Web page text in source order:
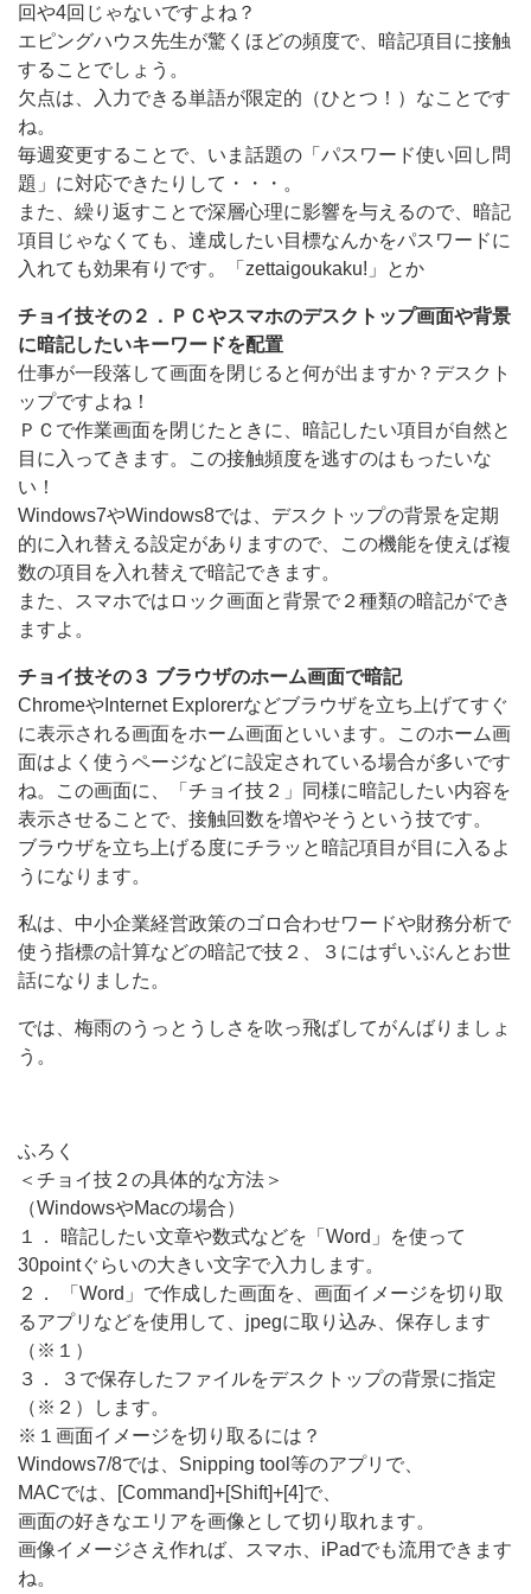
回や4回じゃないですよね？
エピングハウス先生が驚くほどの頻度で、暗記項目に接触
することでしょう。
欠点は、入力できる単語が限定的（ひとつ！）なことです
ね。
毎週変更することで、いま話題の「パスワード使い回し問
題」に対応できたりして・・・。
また、繰り返すことで深層心理に影響を与えるので、暗記
項目じゃなくても、達成したい目標なんかをパスワードに
入れても効果有りです。「zettaigoukaku!」とか
チョイ技その２．ＰＣやスマホのデスクトップ画面や背景
に暗記したいキーワードを配置
仕事が一段落して画面を閉じると何が出ますか？デスクト
ップですよね！
ＰＣで作業画面を閉じたときに、暗記したい項目が自然と
目に入ってきます。この接触頻度を逃すのはもったいな
い！
Windows7やWindows8では、デスクトップの背景を定期
的に入れ替える設定がありますので、この機能を使えば複
数の項目を入れ替えで暗記できます。
また、スマホではロック画面と背景で２種類の暗記ができ
ますよ。
チョイ技その３ ブラウザのホーム画面で暗記
ChromeやInternet Explorerなどブラウザを立ち上げてすぐ
に表示される画面をホーム画面といいます。このホーム画
面はよく使うページなどに設定されている場合が多いです
ね。この画面に、「チョイ技２」同様に暗記したい内容を
表示させることで、接触回数を増やそうという技です。
ブラウザを立ち上げる度にチラッと暗記項目が目に入るよ
うになります。
私は、中小企業経営政策のゴロ合わせワードや財務分析で
使う指標の計算などの暗記で技２、３にはずいぶんとお世
話になりました。
では、梅雨のうっとうしさを吹っ飛ばしてがんばりましょ
う。
ふろく
＜チョイ技２の具体的な方法＞
（WindowsやMacの場合）
１． 暗記したい文章や数式などを「Word」を使って
30pointぐらいの大きい文字で入力します。
２． 「Word」で作成した画面を、画面イメージを切り取
るアプリなどを使用して、jpegに取り込み、保存します
（※１）
３． ３で保存したファイルをデスクトップの背景に指定
（※２）します。
※１画面イメージを切り取るには？
Windows7/8では、Snipping tool等のアプリで、
MACでは、[Command]+[Shift]+[4]で、
画面の好きなエリアを画像として切り取れます。
画像イメージさえ作れば、スマホ、iPadでも流用できます
ね。